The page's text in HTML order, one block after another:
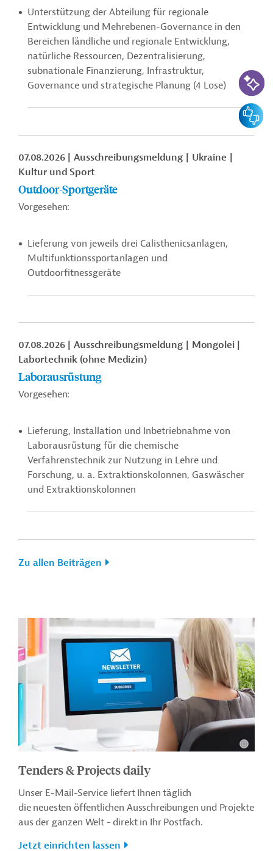
Unterstützung der Abteilung für regionale
Entwicklung und Mehrebenen-Governance in den
Bereichen ländliche und regionale Entwicklung,
natürliche Ressourcen, Dezentralisierung,
subnationale Finanzierung, Infrastruktur,
Governance und strategische Planung (4 Lose)
07.08.2026 Ausschreibungsmeldung
Ukraine
Kultur und Sport
Outdoor-Sportgeräte
Vorgesehen:
Lieferung von jeweils drei Calisthenicsanlagen,
Multifunktionssportanlagen und
Outdoorfitnessgeräte
07.08.2026 Ausschreibungsmeldung
Mongolei
Labortechnik (ohne Medizin)
Laborausrüstung
Vorgesehen:
Lieferung, Installation und Inbetriebnahme von
Laborausrüstung für die chemische
Verfahrenstechnik zur Nutzung in Lehre und
Forschung, u. a. Extraktionskolonnen, Gaswäscher
und Extraktionskolonnen
Zu allen Beiträgen
Tenders & Projects daily
Unser E-Mail-Service liefert Ihnen täglich
die neuesten öffentlichen Ausschreibungen und Projekte
aus der ganzen Welt - direkt in Ihr Postfach.
Jetzt einrichten lassen
KI-